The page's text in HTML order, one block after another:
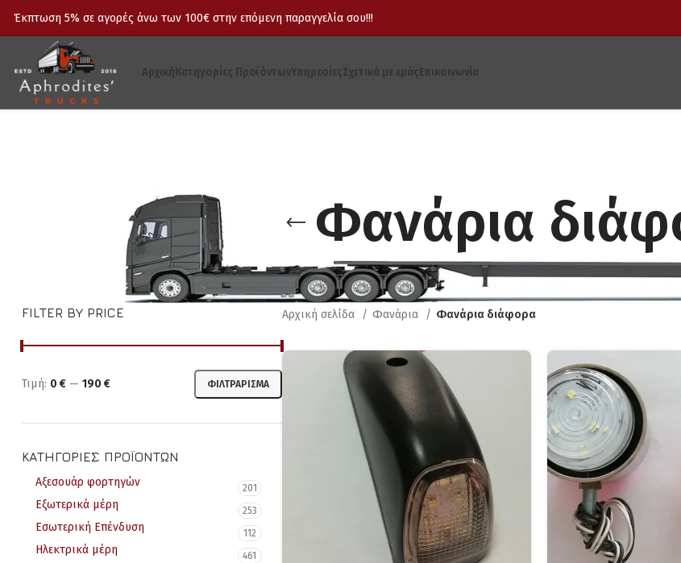
Έκπτωση 5% σε αγορές άνω των 100€ στην επόμενη παραγγελία σου!!!
ΑρχικήΚατηγορίες ΠροϊόντωνΥπηρεσίεςΣχετικά με εμάςΕπικοινωνία
Φανάρια
FILTER BY PRICE
ΦΙΛΤΡΆΡΙΣΜΑ
Τιμή: 0 € — 190 €
ΚΑΤΗΓΟΡΊΕΣ ΠΡΟΪΌΝΤΩΝ
Αξεσουάρ φορτηγών 201
Εξωτερικά μέρη 253
Εσωτερική Επένδυση 112
Ηλεκτρικά μέρη 461
Αρχική σελίδα Φανάρια Φανάρια διάφορα